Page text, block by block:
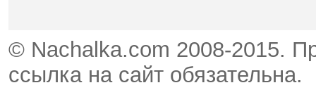
© Nachalka.com 2008-2015.
ссылка на сайт обязательна.